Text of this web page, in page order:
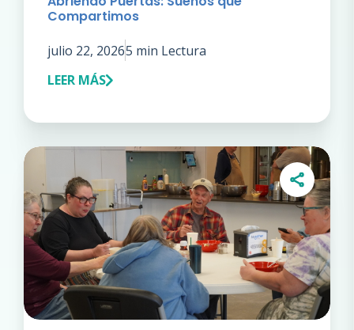
Compartimos
julio 22, 20265 min Lectura
LEER MÁS